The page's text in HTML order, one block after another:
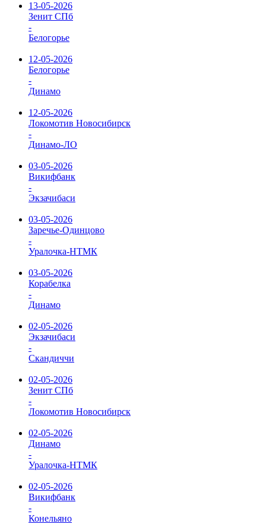
13-05-2026
Зенит СПб
-
Белогорье
12-05-2026
Белогорье
-
Динамо
12-05-2026
Локомотив Новосибирск
-
Динамо-ЛО
03-05-2026
Викифбанк
-
Экзачибаси
03-05-2026
Заречье-Одинцово
-
Уралочка-НТМК
03-05-2026
Корабелка
-
Динамо
02-05-2026
Экзачибаси
-
Скандиччи
02-05-2026
Зенит СПб
-
Локомотив Новосибирск
02-05-2026
Динамо
-
Уралочка-НТМК
02-05-2026
Викифбанк
-
Конельяно